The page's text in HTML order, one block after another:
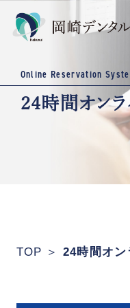
Online Reservation
24時間オン
TOP 24時間オ